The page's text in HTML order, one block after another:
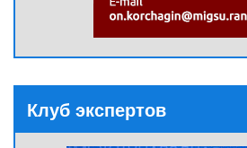
Клуб экспертов